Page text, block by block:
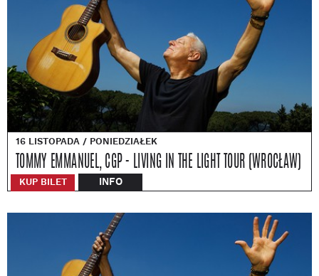
16 LISTOPADA / PONIEDZIAŁEK
TOMMY EMMANUEL, CGP - LIVING IN THE LIGHT TOUR (WROCŁAW)
KUP BILET INFO